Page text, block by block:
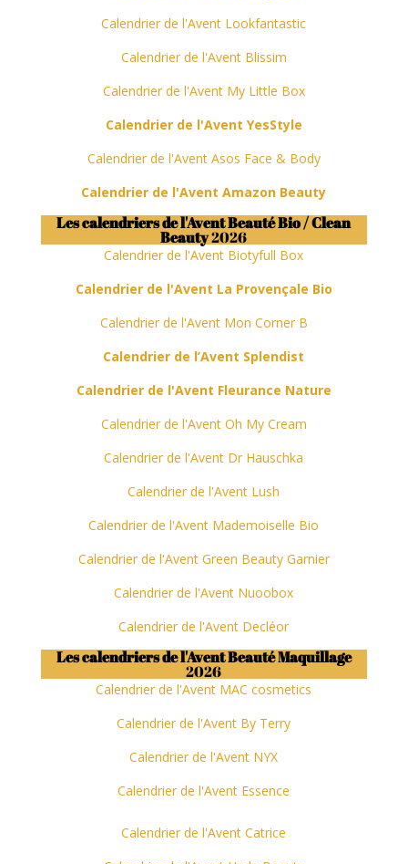
Calendrier de l'Avent Lookfantastic
Calendrier de l'Avent Blissim
Calendrier de l'Avent My Little Box
Calendrier de l'Avent YesStyle
Calendrier de l'Avent Asos Face & Body
Calendrier de l'Avent Amazon Beauty
Les calendriers de l'Avent Beauté Bio / Clean
Beauty2026
Calendrier de l'Avent Biotyfull Box
Calendrier de l'Avent La Provençale Bio
Calendrier de l'Avent Mon Corner B
Calendrier de l’Avent Splendist
Calendrier de l'Avent Fleurance Nature
Calendrier de l'Avent Oh My Cream
Calendrier de l'Avent Dr Hauschka
Calendrier de l'Avent Lush
Calendrier de l'Avent Mademoiselle Bio
Calendrier de l'Avent Green Beauty Garnier
Calendrier de l'Avent Nuoobox
Calendrier de l'Avent Decléor
Les calendriers de l'Avent Beauté Maquillage
2026
Calendrier de l'Avent MAC cosmetics
Calendrier de l'Avent By Terry
Calendrier de l'Avent NYX
Calendrier de l'Avent Essence
Calendrier de l'Avent Catrice